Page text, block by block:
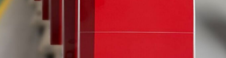
s
u